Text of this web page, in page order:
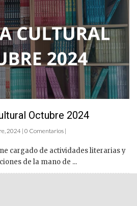
Octubre 2024
2024 | 0 Comentarios |
cargado de actividades literarias y
de la mano de ...